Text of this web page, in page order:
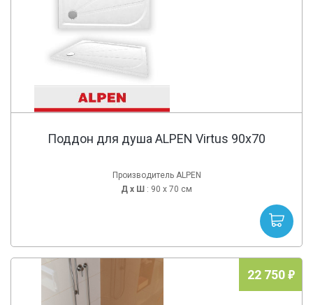
Поддон для душа ALPEN Virtus 90x70
Производитель ALPEN
Д х Ш : 90 x 70 см
22 750